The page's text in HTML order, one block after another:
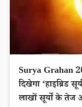
Surya Grahan
दिखेगा ‘हाइब्रिड
लाखों सूर्यों के तेज